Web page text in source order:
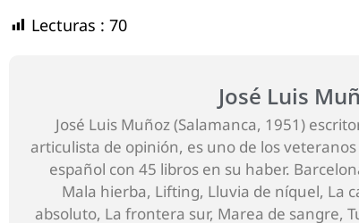
Lecturas : 70
José Luis
José Luis Muñoz (Salamanca, 1951)
articulista de opinión, es uno de los
español con 45 libros en su haber.
Mala hierba, Lifting, Lluvia de níquel, La
absoluto, La frontera sur, Marea de sangre,